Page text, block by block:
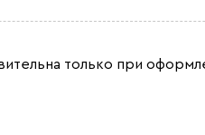
только при